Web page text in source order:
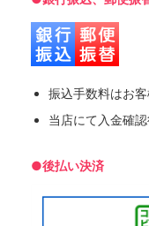
振込手数料はお客
当店にて入金確
●後払い決済